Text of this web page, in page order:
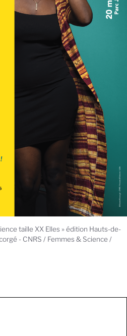
taille XX Elles » édition Hauts-de-
- CNRS / Femmes & Science /